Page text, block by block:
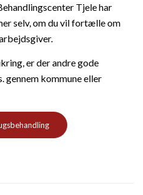
Tjele har
selv, om du vil fortælle om
er der andre gode
gennem kommune eller